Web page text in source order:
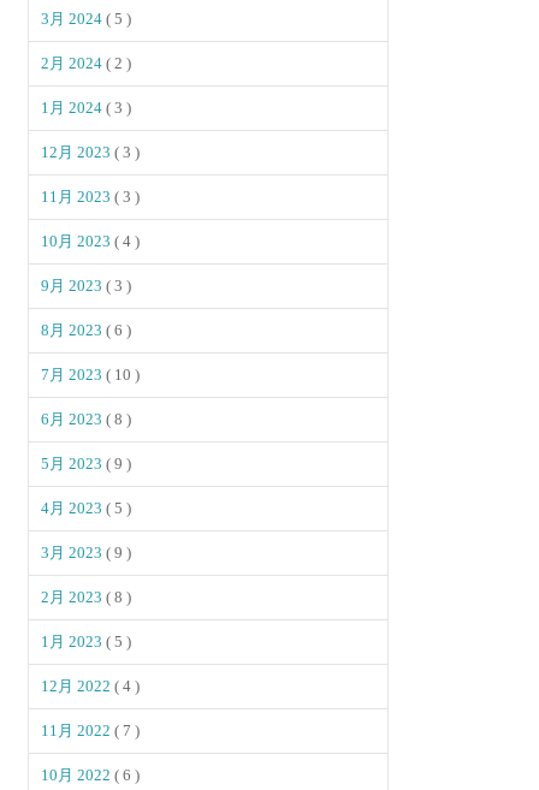
3月 2024( 5 )
2月 2024( 2 )
1月 2024( 3 )
12月 2023( 3 )
11月 2023( 3 )
10月 2023( 4 )
9月 2023( 3 )
8月 2023( 6 )
7月 2023( 10 )
6月 2023( 8 )
5月 2023( 9 )
4月 2023( 5 )
3月 2023( 9 )
2月 2023( 8 )
1月 2023( 5 )
12月 2022( 4 )
11月 2022( 7 )
10月 2022( 6 )